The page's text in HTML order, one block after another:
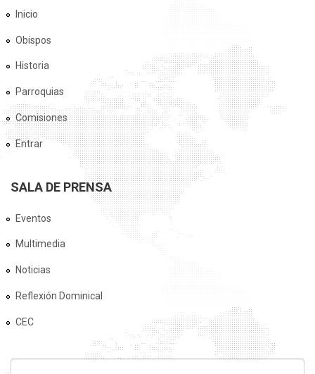
Inicio
Obispos
Historia
Parroquias
Comisiones
Entrar
SALA DE PRENSA
Eventos
Multimedia
Noticias
Reflexión Dominical
CEC
FORMULARIO DE BÚSQUEDA